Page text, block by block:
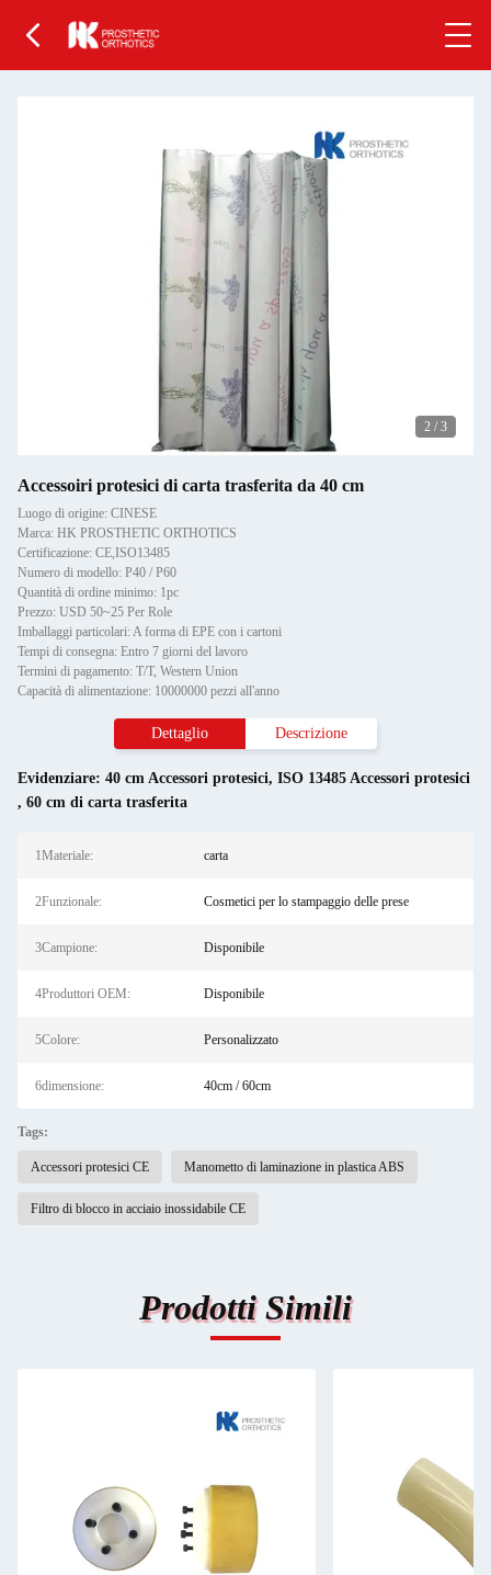
2 / 3
Accessoiri protesici di carta trasferita da 40 cm
Luogo di origine: CINESE
Marca: HK PROSTHETIC ORTHOTICS
Certificazione: CE,ISO13485
Numero di modello: P40 / P60
Quantità di ordine minimo: 1pc
Prezzo: USD 50~25 Per Role
Imballaggi particolari: A forma di EPE con i cartoni
Tempi di consegna: Entro 7 giorni del lavoro
Termini di pagamento: T/T, Western Union
Capacità di alimentazione: 10000000 pezzi all'anno
Dettaglio Descrizione
Evidenziare: 40 cm Accessori protesici, ISO 13485 Accessori protesici
, 60 cm di carta trasferita
1Materiale: carta
2Funzionale: Cosmetici per lo stampaggio delle prese
3Campione: Disponibile
4Produttori OEM: Disponibile
5Colore: Personalizzato
6dimensione: 40cm / 60cm
Tags:
Accessori protesici CE Manometto di laminazione in plastica ABS
Filtro di blocco in acciaio inossidabile CE
Prodotti Simili